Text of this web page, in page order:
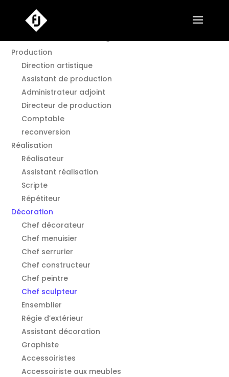
Annuaire Film en Languedoc O.
Production
Direction artistique
Assistant de production
Administrateur adjoint
Directeur de production
Comptable
reconversion
Réalisation
Réalisateur
Assistant réalisation
Scripte
Répétiteur
Décoration
Chef décorateur
Chef menuisier
Chef serrurier
Chef constructeur
Chef peintre
Chef sculpteur
Ensemblier
Régie d’extérieur
Assistant décoration
Graphiste
Accessoiristes
Accessoiriste aux meubles